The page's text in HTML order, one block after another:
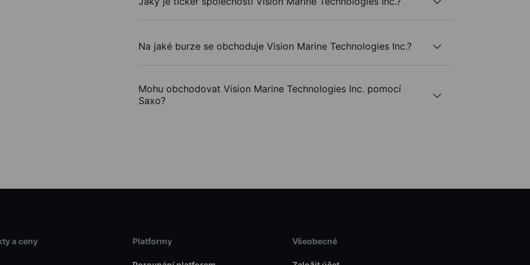
Na jaké burze se obchoduje Vision Marine Technologies Inc.?
Mohu obchodovat Vision Marine Technologies Inc. pomocí
Saxo?
a ceny Platformy Všeobecné